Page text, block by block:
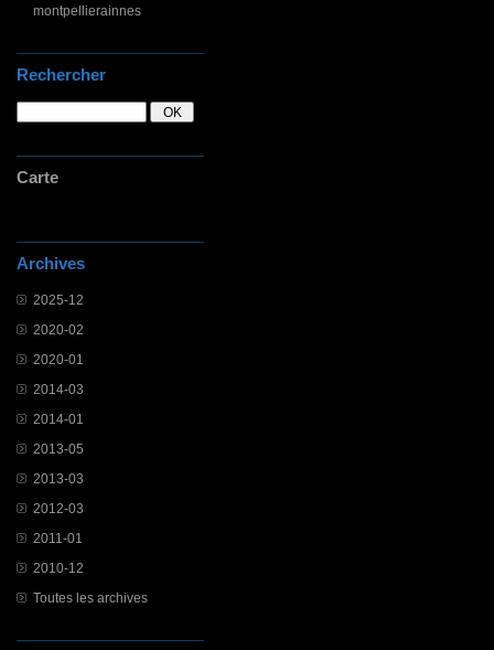
montpellierainnes
Rechercher
Carte
Archives
2025-12
2020-02
2020-01
2014-03
2014-01
2013-05
2013-03
2012-03
2011-01
2010-12
Toutes les archives